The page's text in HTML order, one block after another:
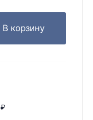
В корзину
₽